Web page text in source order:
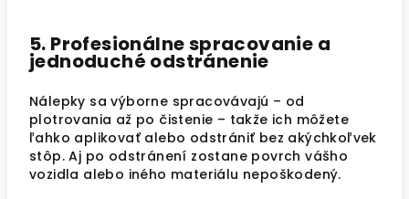
5. Profesionálne spracovanie a
jednoduché odstránenie
Nálepky sa výborne spracovávajú – od
plotrovania až po čistenie – takže ich môžete
ľahko aplikovať alebo odstrániť bez akýchkoľvek
stôp. Aj po odstránení zostane povrch vášho
vozidla alebo iného materiálu nepoškodený.